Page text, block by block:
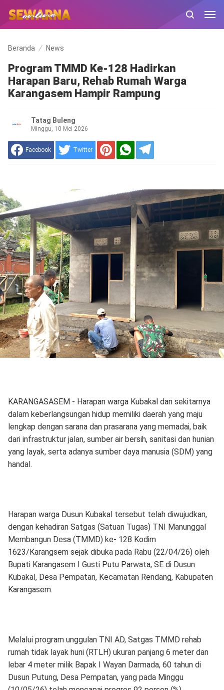
Beranda News
Program TMMD Ke-128 Hadirkan
Harapan Baru, Rehab Rumah Warga
Karangasem Hampir Rampung
Tatag Buleng
Minggu, 10 Mei 2026
Facebook Twitter
KARANGASASEM - Harapan warga Kubakal dan sekitarnya
dalam keberlangsungan hidup memiliki daerah yang maju
lengkap dengan sarana dan prasarana yang memadai, baik
dari infrastruktur jalan, sumber air bersih, sanitasi dan hunian
yang layak, serta adanya sumber daya manusia (SDM) yang
handal.
Harapan warga Dusun Kubakal tersebut telah diwujudkan,
dengan kehadiran Satgas (Satuan Tugas) TNI Manunggal
Membangun Desa (TMMD) ke- 128 Kodim
1623/Karangsem sejak dibuka pada Rabu (22/04/26) oleh
Bupati Karangasem I Gusti Putu Parwata, SE di Dusun
Kubakal, Desa Pempatan, Kecamatan Rendang, Kabupaten
Karangasem.
Melalui program unggulan TNI AD, Satgas TMMD rehab
rumah tidak layak huni (RTLH) ukuran panjang 6 meter dan
lebar 4 meter milik Bapak I Wayan Darmada, 60 tahun di
Dusun Putung, Desa Pempatan, yang pada Minggu